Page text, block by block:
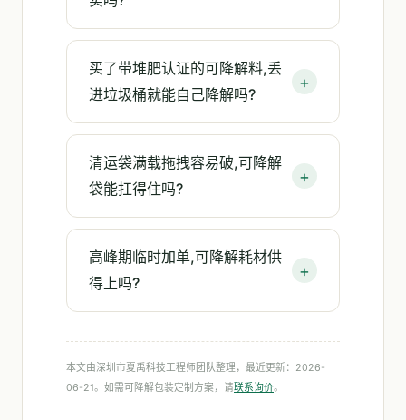
买了带堆肥认证的可降解料,丢
进垃圾桶就能自己降解吗?
清运袋满载拖拽容易破,可降解
袋能扛得住吗?
高峰期临时加单,可降解耗材供
得上吗?
本文由深圳市夏禹科技工程师团队整理，最近更新：2026-
06-21。如需可降解包装定制方案，请联系询价。